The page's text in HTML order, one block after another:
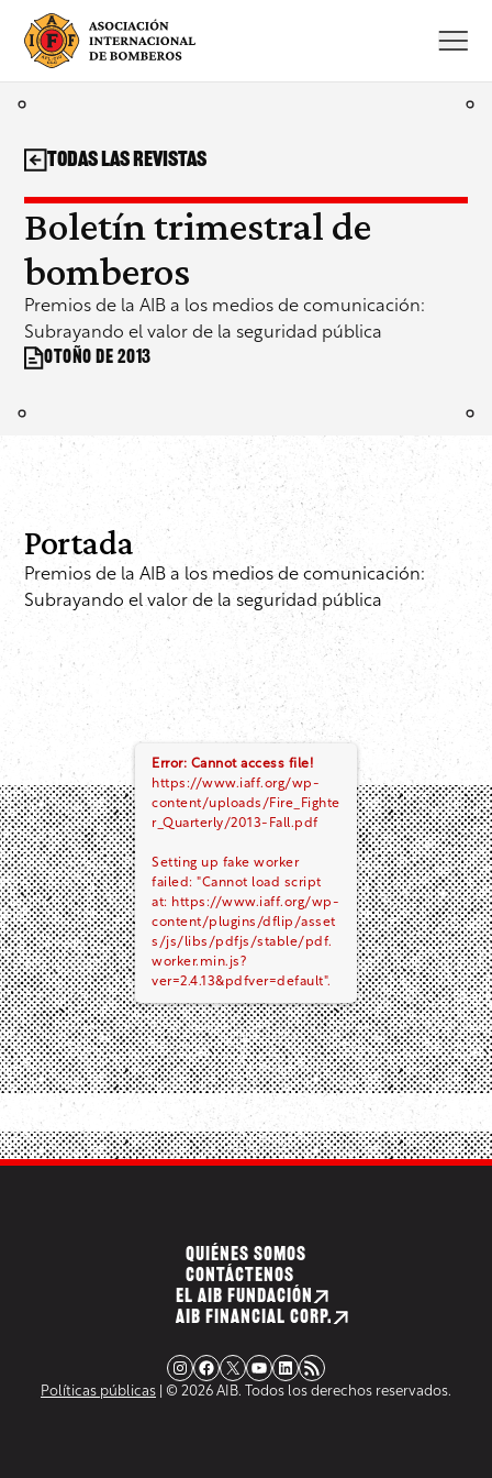
Saltar
contenido
Boletín trimestral de
bomberos
Premios de la AIB a los medios de comunicación:
Subrayando el valor de la seguridad pública
Otoño de 2013
Todas las revistas
Portada
Premios de la AIB a los medios de comunicación:
Subrayando el valor de la seguridad pública
Error: Cannot access file!
https://www.iaff.org/wp-
content/uploads/Fire_Fighte
r_Quarterly/2013-Fall.pdf
Setting up fake worker
failed: "Cannot load script
at: https://www.iaff.org/wp-
content/plugins/dflip/asset
s/js/libs/pdfjs/stable/pdf.
worker.min.js?
ver=2.4.13&pdfver=default".
QUIÉNES SOMOS
CONTÁCTENOS
EL AIB FUNDACIÓN
AIB FINANCIAL CORP.
Instagram Facebook X YouTube LinkedIn Fuente RSS
Políticas públicas | © 2026 AIB. Todos los derechos reservados.